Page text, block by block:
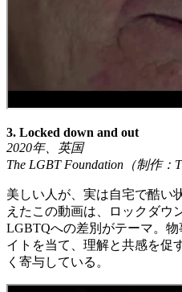
3. Locked down and out
2020年、英国
The LGBT Foundation （制作：
美しい人が、実は自宅で酷い
えたこの動画は、ロックダウ
LGBTQへの差別がテーマ。
イトを当て、理解と共感を促
く寄与している。